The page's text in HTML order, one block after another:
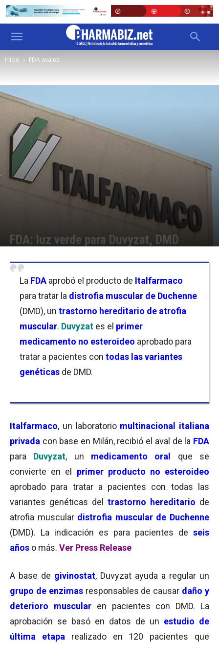
Inicio FDA avales
FDA: luz verde para Duvyzat, DMD
La FDA aprobó el producto de Italfarmaco
para tratar la distrofia muscular de Duchenne
(DMD), un trastorno hereditario de atrofia
muscular. Duvyzat es el primer
medicamento no esteroideo aprobado para
tratar a pacientes con todas las variantes
genéticas de DMD.
Italfarmaco, un laboratorio multinacional italiana
privada con base en Milán, recibió el aval de la FDA
para Duvyzat, un medicamento oral
que se
convierte en el primer producto no esteroideo
aprobado para tratar a pacientes con todas las
variantes genéticas del trastorno hereditario de
atrofia musculardistrofia muscular de Duchenne
(DMD). La indicación es para pacientes de seis
años o más. Ver Press Release
A base de givinostat, Duvyzat ayuda a regular un
grupo de enzimas responsables de causar daño y
deterioro muscularen pacientes con DMD. La
aprobación se basó en datos de un estudio de
última etapa realizado en 120 pacientes que